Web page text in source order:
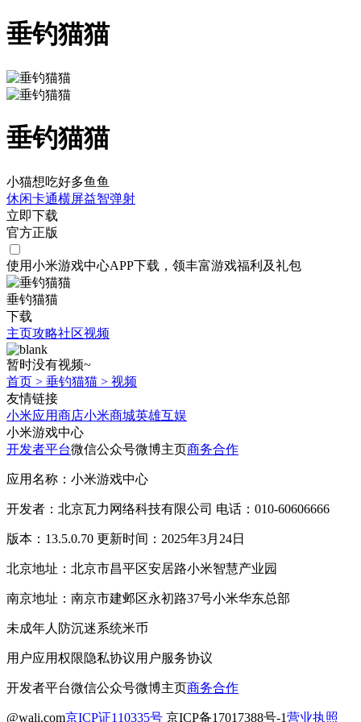
垂钓猫猫
垂钓猫猫
小猫想吃好多鱼鱼
休闲卡通横屏益智弹射
立即下载
官方正版
使用小米游戏中心APP下载 ，领丰富游戏福利 及礼包
垂钓猫猫
下载
主页攻略社区视频
暂时没有视频~
首页 > 垂钓猫猫 > 视频
友情链接
小米应用商店小米商城英雄互娱
小米游戏中心
开发者平台微信公众号微博主页商务合作
应用名称：小米游戏中心
开发者：北京瓦力网络科技有限公司 电话：010-60606666
版本：13.5.0.70 更新时间：2025年3月24日
北京地址：北京市昌平区安居路小米智慧产业园
南京地址：南京市建邺区永初路37号小米华东总部
未成年人防沉迷系统米币
用户应用权限隐私协议用户服务协议
开发者平台微信公众号微博主页商务合作
@wali.com京ICP证110335号 京ICP备17017388号-1营业执照